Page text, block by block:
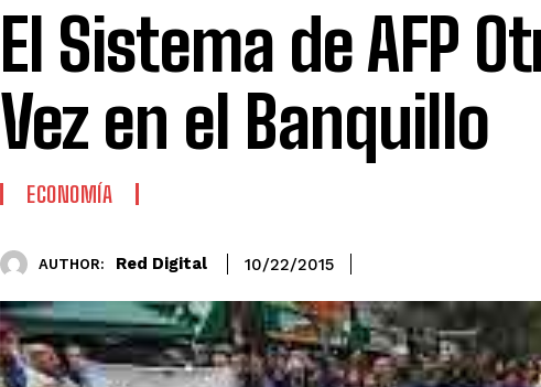
El Sistema de AFP
Vez en el Banquillo
ECONOMÍA
AUTHOR: Red Digital 10/22/2015